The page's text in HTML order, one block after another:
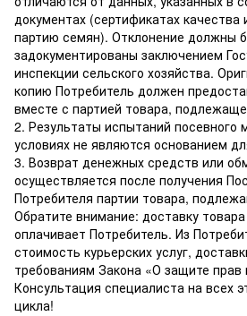
документах (сертификатах качества
партию семян). Отклонение должны
задокументированы заключением
инспекции сельского хозяйства.
копию Потребитель должен
вместе с партией товара,
2. Результаты испытаний посевного
условиях не являются основанием
3. Возврат денежных средств или
осуществляется после получения
Потребителя партии товара,
Обратите внимание: доставку
оплачивает Потребитель. Из
стоимость курьерских услуг,
требованиям Закона «О защите прав
Консультация специалиста на всех
цикла!